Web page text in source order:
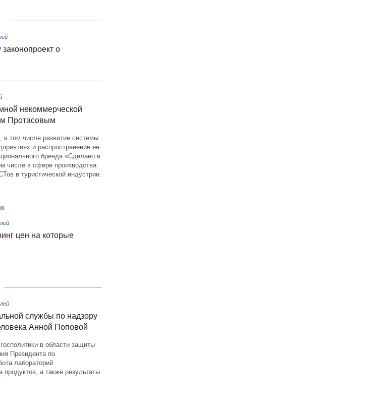
о
некоммерческой
Протасовым
в том числе развитие системы
и распространение её
бренда «Сделано в
числе в сфере производства
в туристической индустрии.
цен на которые
службы по надзору
Анной Поповой
в области защиты
Президента по
лабораторий
продуктов, а также результаты